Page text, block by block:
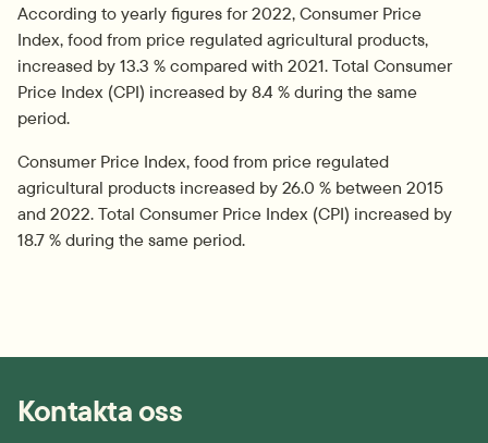
According to yearly figures for 2022, Consumer Price
Index, food from price regulated agricultural products,
increased by 13.3 % compared with 2021. Total Consumer
Price Index (CPI) increased by 8.4 % during the same
period.
Consumer Price Index, food from price regulated
agricultural products increased by 26.0 % between 2015
and 2022. Total Consumer Price Index (CPI) increased by
18.7 % during the same period.
Kontakta oss